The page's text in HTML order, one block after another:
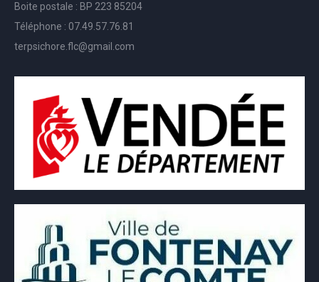
Boite postale : BP 223 85204
Téléphone : 07.49.57.76.81
terpsichore.flc@gmail.com